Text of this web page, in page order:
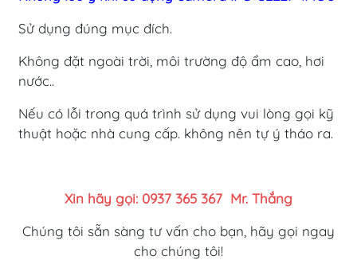
Sử dụng đúng mục đích.
Không đặt ngoài trời, môi trường độ ẩm cao, hơi
nước..
Nếu có lỗi trong quá trình sử dụng vui lòng gọi kỹ
thuật hoặc nhà cung cấp. không nên tự ý tháo ra.
Xin hãy gọi: 0937 365 367 Mr. Thắng
Chúng tôi sẵn sàng tư vấn cho bạn, hãy gọi ngay
cho chúng tôi!